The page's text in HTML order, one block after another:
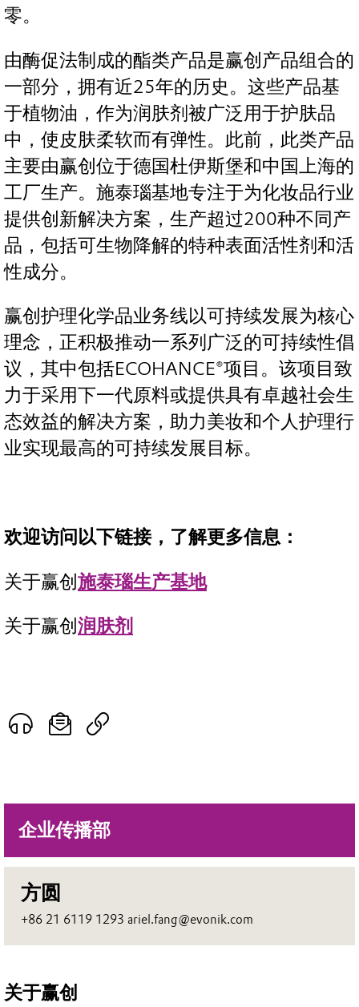
企业传播部
方圆
+86 21 6119 1293 ariel.fang@evonik.com
零。
由酶促法制成的酯类产品是赢创产品组合的
一部分，拥有近25年的历史。这些产品基
于植物油，作为润肤剂被广泛用于护肤品
中，使皮肤柔软而有弹性。此前，此类产品
主要由赢创位于德国杜伊斯堡和中国上海的
工厂生产。施泰瑙基地专注于为化妆品行业
提供创新解决方案，生产超过200种不同产
品，包括可生物降解的特种表面活性剂和活
性成分。
赢创护理化学品业务线以可持续发展为核心
理念，正积极推动一系列广泛的可持续性倡
议，其中包括ECOHANCE®项目。该项目致
力于采用下一代原料或提供具有卓越社会生
态效益的解决方案，助力美妆和个人护理行
业实现最高的可持续发展目标。
欢迎访问以下链接，了解更多信息：
关于赢创 施泰瑙生产基地
关于赢创润肤剂
关于赢创